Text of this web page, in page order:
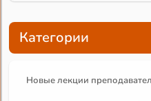
Категории
Новые лекции